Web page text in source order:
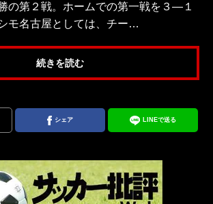
の第２戦。ホームでの第一戦を３―１
モ名古屋としては、チー…
続きを読む
シェア LINEで送る